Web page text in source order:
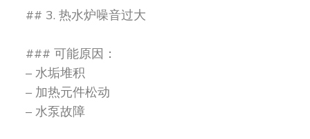
## 3. 热水炉噪音过大
### 可能原因：
– 水垢堆积
– 加热元件松动
– 水泵故障